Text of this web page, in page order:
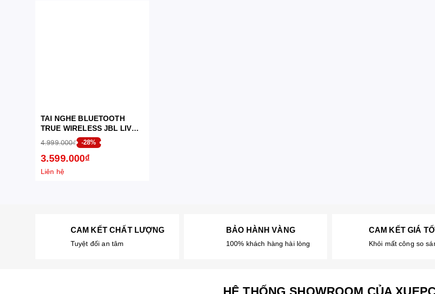
TAI NGHE BLUETOOTH
TRUE WIRELESS JBL LIVE
BEAM 3 (BẠC)
4.999.000₫ -28%
3.599.000₫
Liên hệ
CAM KẾT CHẤT LƯỢNG
Tuyệt đối an tâm
BẢO HÀNH VÀNG
100% khách hàng hài lòng
CAM KẾT GIÁ
Khỏi mất công so